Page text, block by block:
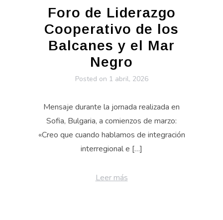
Foro de Liderazgo
Cooperativo de los
Balcanes y el Mar
Negro
Posted on 1 abril, 2026
Mensaje durante la jornada realizada en
Sofia, Bulgaria, a comienzos de marzo:
«Creo que cuando hablamos de integración
interregional e […]
Leer más